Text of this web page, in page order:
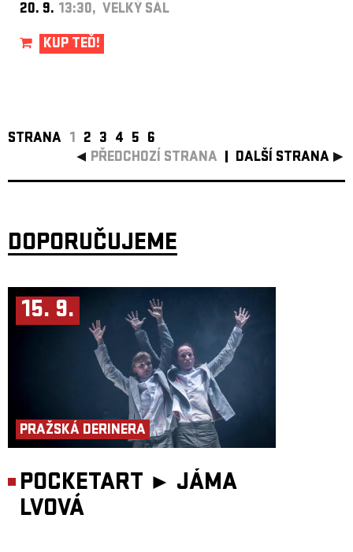
20. 9. 13:30, VELKÝ SÁL
KUP TEĎ!
STRANA 1 2 3 4 5 6
PŘEDCHOZÍ STRANA
DALŠÍ STRANA
DOPORUČUJEME
15. 9.
PRAŽSKÁ DERINERA
POCKETART ► JÁMA
LVOVÁ